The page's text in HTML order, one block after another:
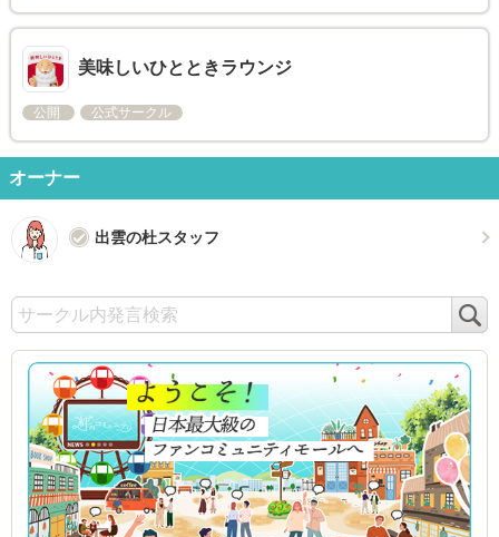
美味しいひとときラウンジ
公開 公式サークル
オーナー
出雲の杜スタッフ